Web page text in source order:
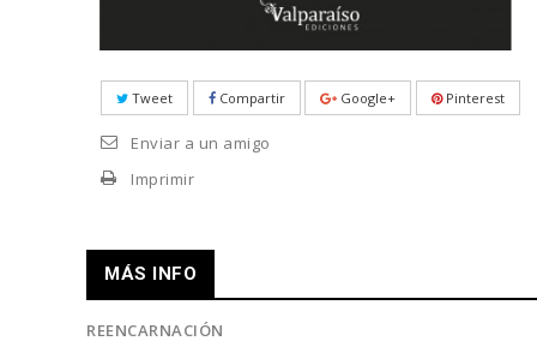
Tweet Compartir Google+ Pinterest
Enviar a un amigo
Imprimir
MÁS INFO
REENCARNACIÓN